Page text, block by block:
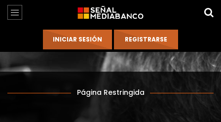
Página Restringida